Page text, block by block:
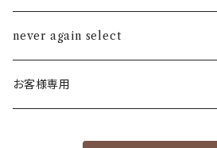
ALL STAR
Alohaloha
never again select
お客様専用